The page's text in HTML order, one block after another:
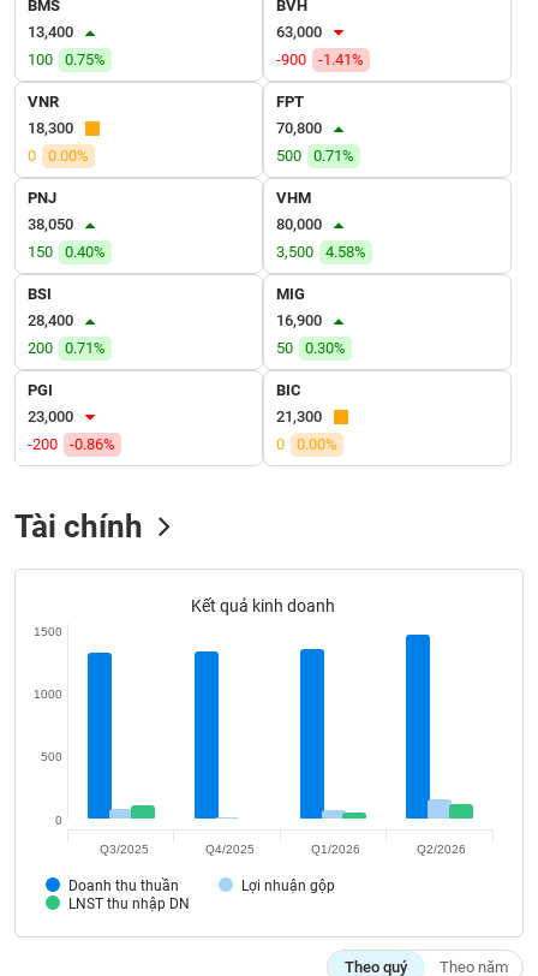
BMS
13,400
100
0.75%
BVH
63,000
-900
-1.41%
VNR
18,300
0
0.00%
FPT
70,800
500
0.71%
PNJ
38,050
150
0.40%
VHM
80,000
3,500
4.58%
BSI
28,400
200
0.71%
MIG
16,900
50
0.30%
PGI
23,000
-200
-0.86%
BIC
21,300
0
0.00%
Tài chính
Kết quả kinh doanh
Doanh thu thuần
Lợi nhuận gộp
LNST thu nhập DN
0
500
1000
1500
Q3/2025 Q4/2025 Q1/2026 Q2/2026
Theo quý Theo năm
VỤ
TRUYỀN
THÔNG
TIỆN
ÍCH
BẤT
ĐỘNG
SẢN
Mã
chứng
đạo
Tất cả
Tin
Bài
viết
của
tác